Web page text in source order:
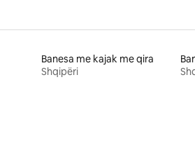
Banesa me kajak me qira
Shqipëri